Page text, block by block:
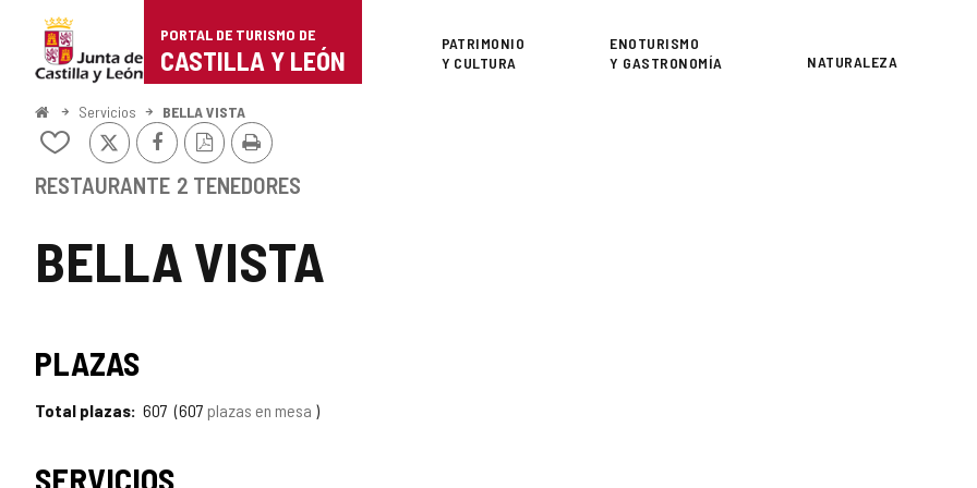
Portal
de
Turismo
Castilla
León
PORTAL DE TURISMO DE
CASTILLA Y LEÓN
Superior
PATRIMONIO
Y CULTURA
ENOTURISMO
Y GASTRONOMÍA
NATURALEZA
InicioServicios BELLA VISTA
BELLA VISTA
Añadir/quitar
mis
X FacebookVersión
PDF
Imprimir
RESTAURANTE 2 TENEDORES
PLAZAS
Total plazas 607 607 plazas en mesa
SERVICIOS